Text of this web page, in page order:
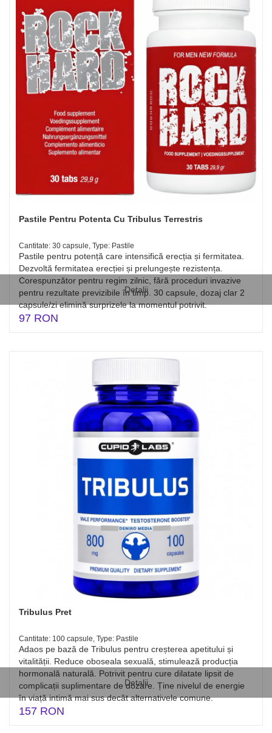
Detalii
Pastile Pentru Potenta Cu Tribulus Terrestris
Cantitate: 30 capsule, Type: Pastile
Pastile pentru potență care intensifică erecția și fermitatea.
Dezvoltă fermitatea erecției și prelungește rezistența.
Corespunzător pentru regim zilnic, fără proceduri invazive
pentru rezultate previzibile în timp. 30 capsule, dozaj clar 2
capsule/zi elimină surprizele la momentul potrivit.
97 RON
Detalii
Tribulus Pret
Cantitate: 100 capsule, Type: Pastile
Adaos pe bază de Tribulus pentru creșterea apetitului și
vitalității. Reduce oboseala sexuală, stimulează producția
hormonală naturală. Potrivit pentru cure dilatate lipsit de
complicații suplimentare de dozare. Ține nivelul de energie
în viață intimă mai sus decât alternativele comune.
157 RON